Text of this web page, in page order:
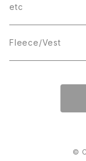
wave
Box Logo
T-SHIRT
etc
Fleece/Vest
©